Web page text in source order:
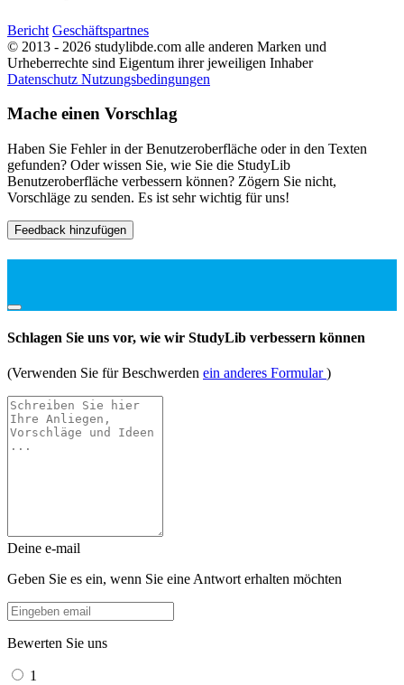
Bericht Geschäftspartnes
© 2013 - 2026 studylibde.com alle anderen Marken und
Urheberrechte sind Eigentum ihrer jeweiligen Inhaber
Datenschutz Nutzungsbedingungen
Mache einen Vorschlag
Haben Sie Fehler in der Benutzeroberfläche oder in den Texten
gefunden? Oder wissen Sie, wie Sie die StudyLib
Benutzeroberfläche verbessern können? Zögern Sie nicht,
Vorschläge zu senden. Es ist sehr wichtig für uns!
Feedback hinzufügen
Schlagen Sie uns vor, wie wir StudyLib verbessern können
(Verwenden Sie für Beschwerden ein anderes Formular)
Deine e-mail
Geben Sie es ein, wenn Sie eine Antwort erhalten möchten
Bewerten Sie uns
1